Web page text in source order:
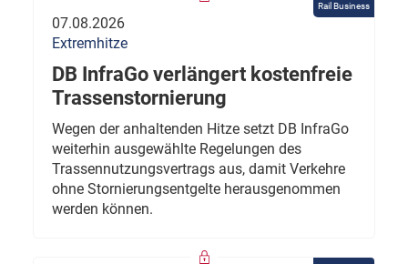
Rail Business
07.08.2026
Extremhitze
DB InfraGo verlängert kostenfreie
Trassenstornierung
Wegen der anhaltenden Hitze setzt DB InfraGo
weiterhin ausgewählte Regelungen des
Trassennutzungsvertrags aus, damit Verkehre
ohne Stornierungsentgelte herausgenommen
werden können.